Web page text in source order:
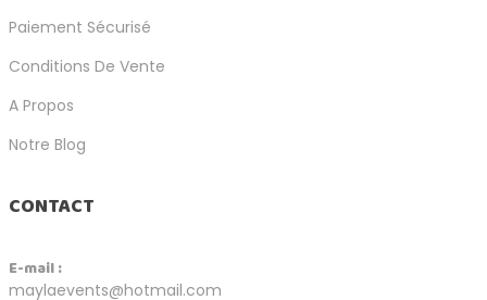
Paiement Sécurisé
Conditions De Vente
A Propos
Notre Blog
CONTACT
E-mail :
maylaevents@hotmail.com